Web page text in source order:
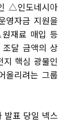
△인도네시아
자금 지원을
재료 매입 등
달 금액의 상
핵심 광물인
올리려는 그룹
발표 당일 넥스